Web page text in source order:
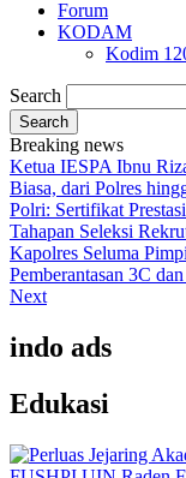
Forum
KODAM
Kodim
Search
Breaking news
Ketua IESPA Ibnu
Biasa, dari Polres
Polri: Sertifikat
Tahapan Seleksi
Kapolres Seluma
Pemberantasan 3C
Next
indo ads
Edukasi